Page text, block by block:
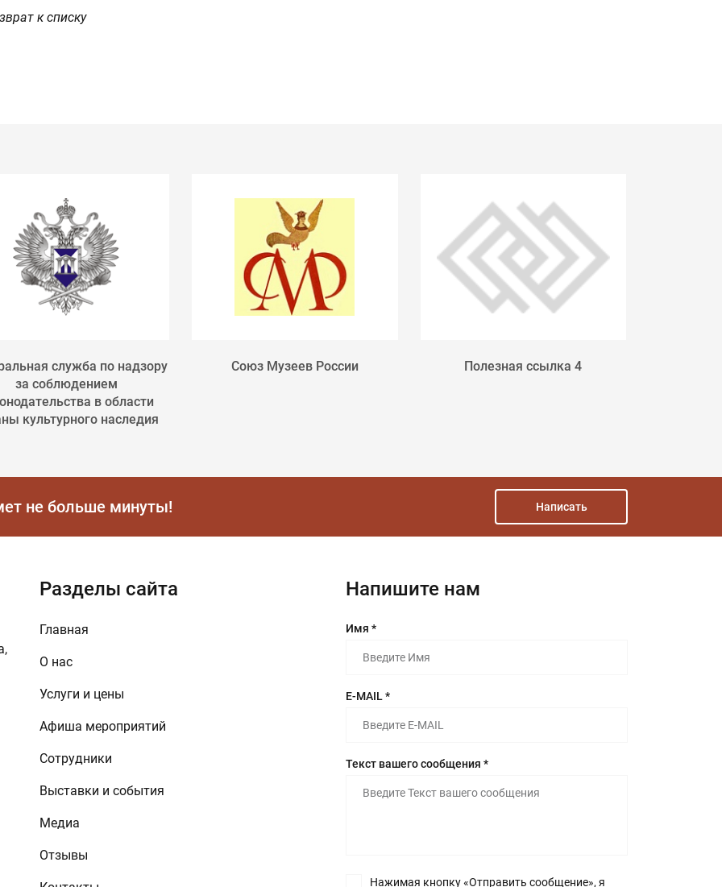
к списку
служба по надзору
за соблюдением
в области
культурного наследия
Союз Музеев России Полезная ссылка 4
не больше минуты! Написать
Разделы сайта
Главная
О нас
Услуги и цены
Афиша мероприятий
Сотрудники
Выставки и события
Медиа
Отзывы
Напишите нам
Имя *
E-MAIL *
Текст вашего сообщения *
Нажимая кнопку «Отправить сообщение», я